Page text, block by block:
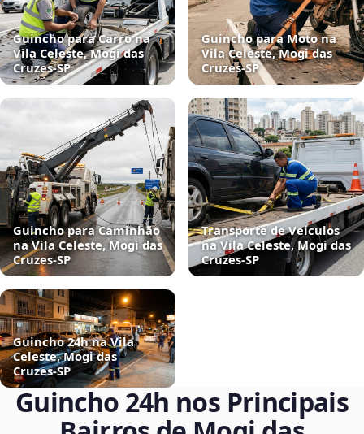
Guincho para Carro na
Vila Celeste, Mogi das
Cruzes‑SP
Guincho para Moto na
Vila Celeste, Mogi das
Cruzes‑SP
Guincho para Caminhão
na Vila Celeste, Mogi das
Cruzes‑SP
Transporte de Veículos
na Vila Celeste, Mogi das
Cruzes‑SP
Guincho 24h na Vila
Celeste, Mogi das
Cruzes‑SP
Guincho 24h nos Principais